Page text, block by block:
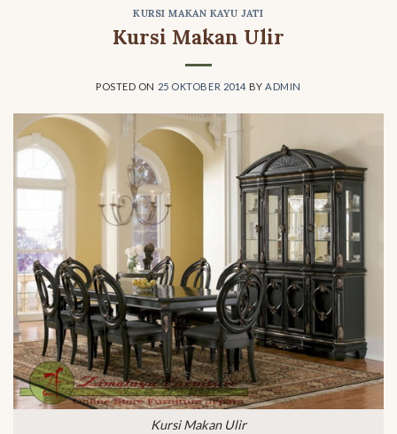
KURSI MAKAN KAYU JATI
Kursi Makan Ulir
POSTED ON 25 OKTOBER 2014 BYADMIN
Kursi Makan Ulir